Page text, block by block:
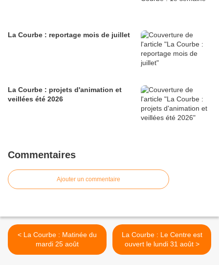
La Courbe : reportage mois de juillet
La Courbe : projets d'animation et
veillées été 2026
Commentaires
Ajouter un commentaire
< La Courbe : Matinée du
mardi 25 août
La Courbe : Le Centre est
ouvert le lundi 31 août >